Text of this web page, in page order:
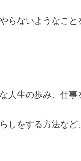
らないようなこと
人生の歩み、仕事
しをする方法など